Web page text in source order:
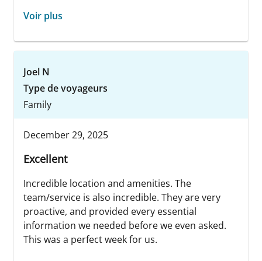
Voir plus
Joel N
Type de voyageurs
Family
December 29, 2025
Excellent
Incredible location and amenities. The
team/service is also incredible. They are very
proactive, and provided every essential
information we needed before we even asked.
This was a perfect week for us.